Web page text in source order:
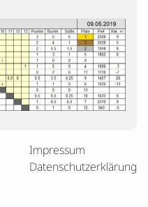
Impressum
Datenschutzerklärung